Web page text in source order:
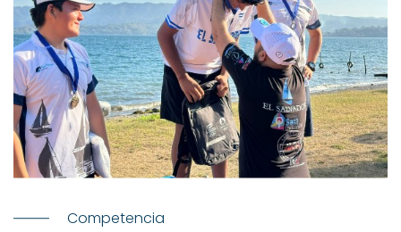
Competencia